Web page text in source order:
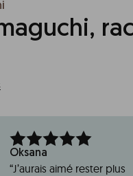
Oksana
“J’aurais aimé rester plus